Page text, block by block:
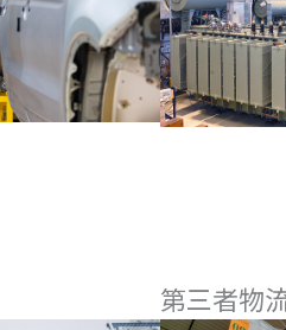
第三者物